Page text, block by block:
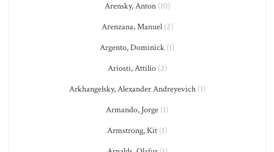
Arensky, Anton(10)
Arenzana, Manuel(2)
Argento, Dominick (1)
Ariosti, Attilio(2)
Arkhangelsky, Alexander Andreyevich(1)
Armando, Jorge (1)
Armstrong, Kit (1)